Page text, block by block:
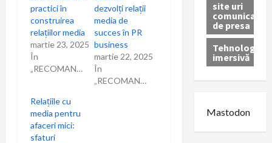
practici în
construirea
relațiilor media
martie 23, 2025
În
„RECOMANDARI”
dezvolți relații
media de
succes în PR
business
martie 22, 2025
În
„RECOMANDARI”
Relațiile cu
media pentru
afaceri mici:
sfaturi
site uri
comunicate
de presa
Tehnologie
imersivă
Mastodon